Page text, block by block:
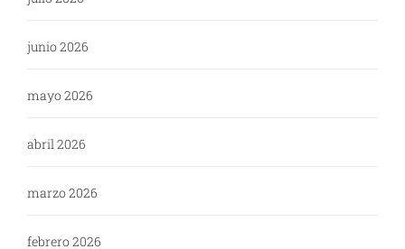
junio 2026
mayo 2026
abril 2026
marzo 2026
febrero 2026